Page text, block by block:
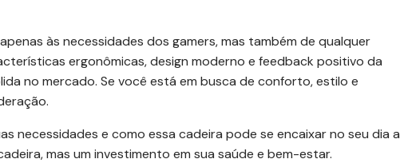
às necessidades dos gamers, mas também de qualquer
ergonômicas, design moderno e feedback positivo da
no mercado. Se você está em busca de conforto, estilo e
necessidades e como essa cadeira pode se encaixar no seu dia a
mas um investimento em sua saúde e bem-estar.